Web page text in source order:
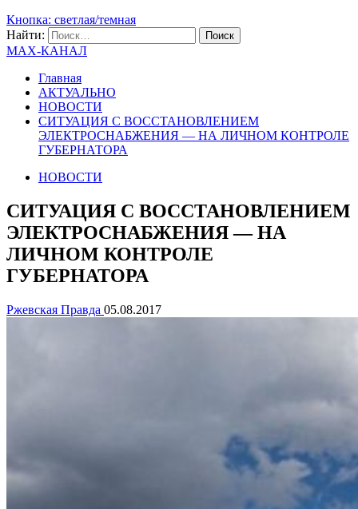
Кнопка: светлая/темная
Найти:
MAX-КАНАЛ
Главная
АКТУАЛЬНО
НОВОСТИ
СИТУАЦИЯ С ВОССТАНОВЛЕНИЕМ
ЭЛЕКТРОСНАБЖЕНИЯ — НА ЛИЧНОМ КОНТРОЛЕ
ГУБЕРНАТОРА
НОВОСТИ
СИТУАЦИЯ С ВОССТАНОВЛЕНИЕМ
ЭЛЕКТРОСНАБЖЕНИЯ — НА
ЛИЧНОМ КОНТРОЛЕ
ГУБЕРНАТОРА
Ржевская Правда 05.08.2017